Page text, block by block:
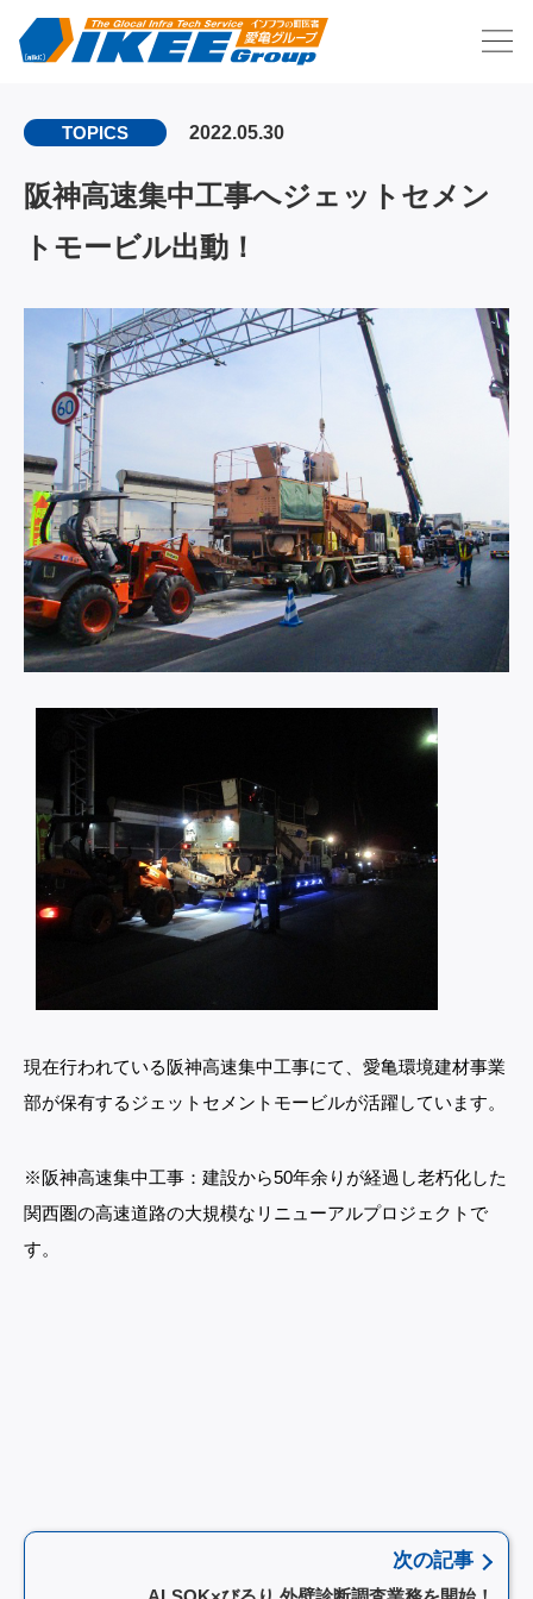
TOPICS 2022.05.30
阪神高速集中工事へジェットセメン
トモービル出動！
現在行われている阪神高速集中工事にて、愛亀環境建材事業
部が保有するジェットセメントモービルが活躍しています。
※阪神高速集中工事：建設から50年余りが経過し老朽化した
関西圏の高速道路の大規模なリニューアルプロジェクトで
す。
次の記事